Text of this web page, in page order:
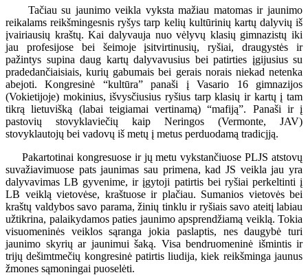
Tačiau su jaunimo veikla vyksta mažiau matomas ir jaunimo
reikalams reikšmingesnis ryšys tarp kelių kultūrinių kartų dalyvių iš
įvairiausių kraštų. Kai dalyvauja nuo vėlyvų klasių gimnazistų iki
jau profesijose bei šeimoje įsitvirtinusių, ryšiai, draugystės ir
pažintys supina daug kartų dalyvavusius bei patirties įgijusius su
pradedančiaisiais, kurių gabumais bei gerais norais niekad netenka
abejoti. Kongresinė “kultūra” panaši į Vasario 16 gimnazijos
(Vokietijoje) mokinius, išvysčiusius ryšius tarp klasių ir kartų į tam
tikrą lietuvišką (labai teigiamai vertinamą) “mafiją”. Panaši ir į
pastovių stovyklaviečių kaip Neringos (Vermonte, JAV)
stovyklautojų bei vadovų iš metų į metus perduodamą tradicjją.
Pakartotinai kongresuose ir jų metu vykstančiuose PLJS atstovų
suvažiavimuose pats jaunimas sau primena, kad JS veikla jau yra
dalyvavimas LB gyvenime, ir įgytoji patirtis bei ryšiai perkeltinti į
LB veiklą vietovėse, kraštuose ir plačiau. Sumanios vietovės bei
kraštų valdybos savo parama, žinių tinklu ir ryšiais savo ateitį labiau
užtikrina, palaikydamos paties jaunimo apsprendžiamą veiklą. Tokia
visuomeninės veiklos sąranga jokia paslaptis, nes daugybė turi
jaunimo skyrių ar jaunimui šaką. Visa bendruomeninė išmintis ir
trijų dešimtmečių kongresinė patirtis liudija, kiek reikšminga jaunus
žmones sąmoningai puoselėti.